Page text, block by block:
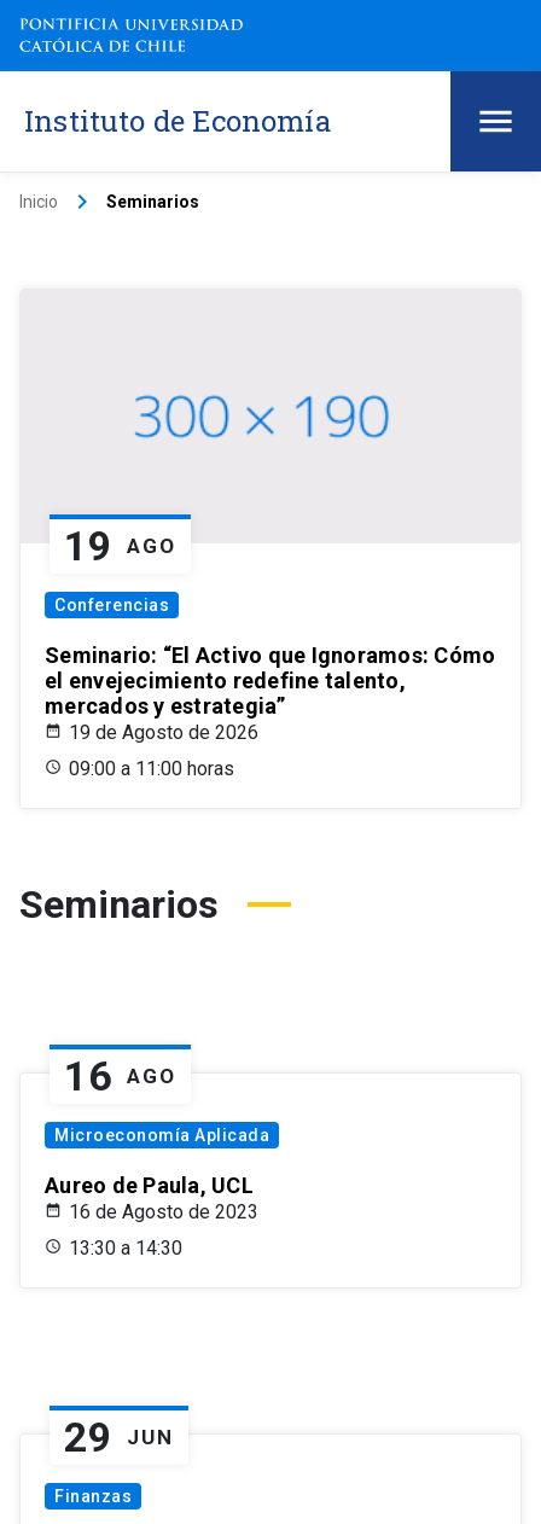
Instituto de Economía
Inicio keyboard_arrow_right Seminarios
19 AGO
Conferencias
Seminario: “El Activo que Ignoramos: Cómo
el envejecimiento redefine talento,
mercados y estrategia”
19 de Agosto de 2026
09:00 a 11:00 horas
Seminarios
16 AGO
Microeconomía Aplicada
Aureo de Paula, UCL
16 de Agosto de 2023
13:30 a 14:30
29 JUN
Finanzas